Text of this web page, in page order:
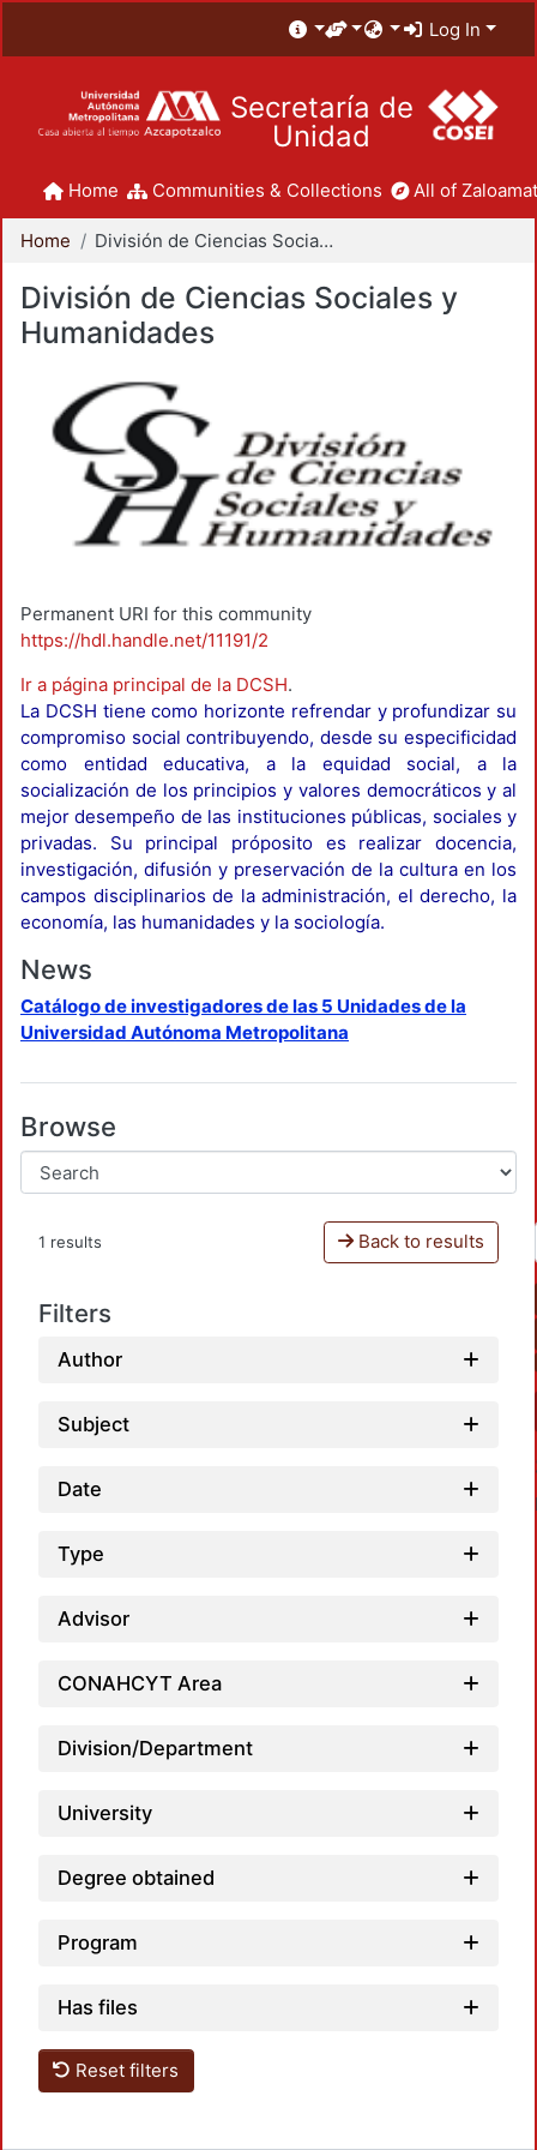
Log In
Secretaría de
Unidad
Home Communities & Collections All of
Home División de Ciencias Sociales y Humanidades
División de Ciencias Sociales y
Humanidades
Permanent URI for this community
https://hdl.handle.net/11191/2
Ir a página principal de la DCSH.
La DCSH tiene como horizonte refrendar y profundizar su
compromiso social contribuyendo, desde su especificidad
como entidad educativa, a la equidad social, a la
socialización de los principios y valores democráticos y al
mejor desempeño de las instituciones públicas, sociales y
privadas. Su principal próposito es realizar docencia,
investigación, difusión y preservación de la cultura en los
campos disciplinarios de la administración, el derecho, la
economía, las humanidades y la sociología.
News
Catálogo de investigadores de las 5 Unidades de la
Universidad Autónoma Metropolitana
Browse
1 results Back to results
Filters
Author
Subject
Date
Type
Advisor
CONAHCYT Area
Division/Department
University
Degree obtained
Program
Has files
Reset filters